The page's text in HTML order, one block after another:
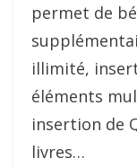
permet de
illimité,
éléments
insertion de
livres…